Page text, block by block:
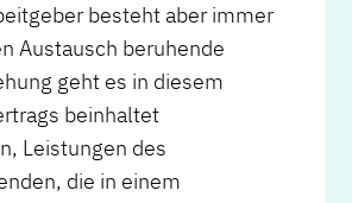
besteht aber immer
Austausch beruhende
geht es in diesem
beinhaltet
Leistungen des
die in einem